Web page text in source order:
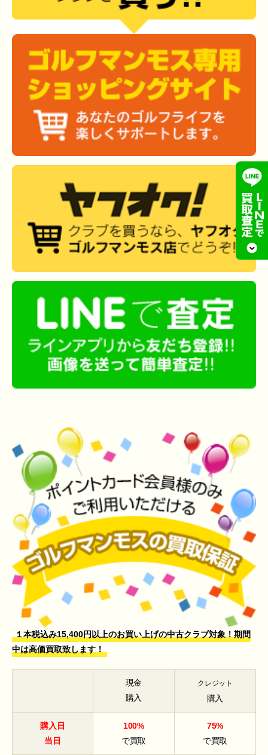
１本税込み15,400円以上のお買い上げの中古クラブ対象！期間
中は高価買取致します！
現金
購入
クレジット
購入
購入日
当日
100%
で買取
75%
で買取